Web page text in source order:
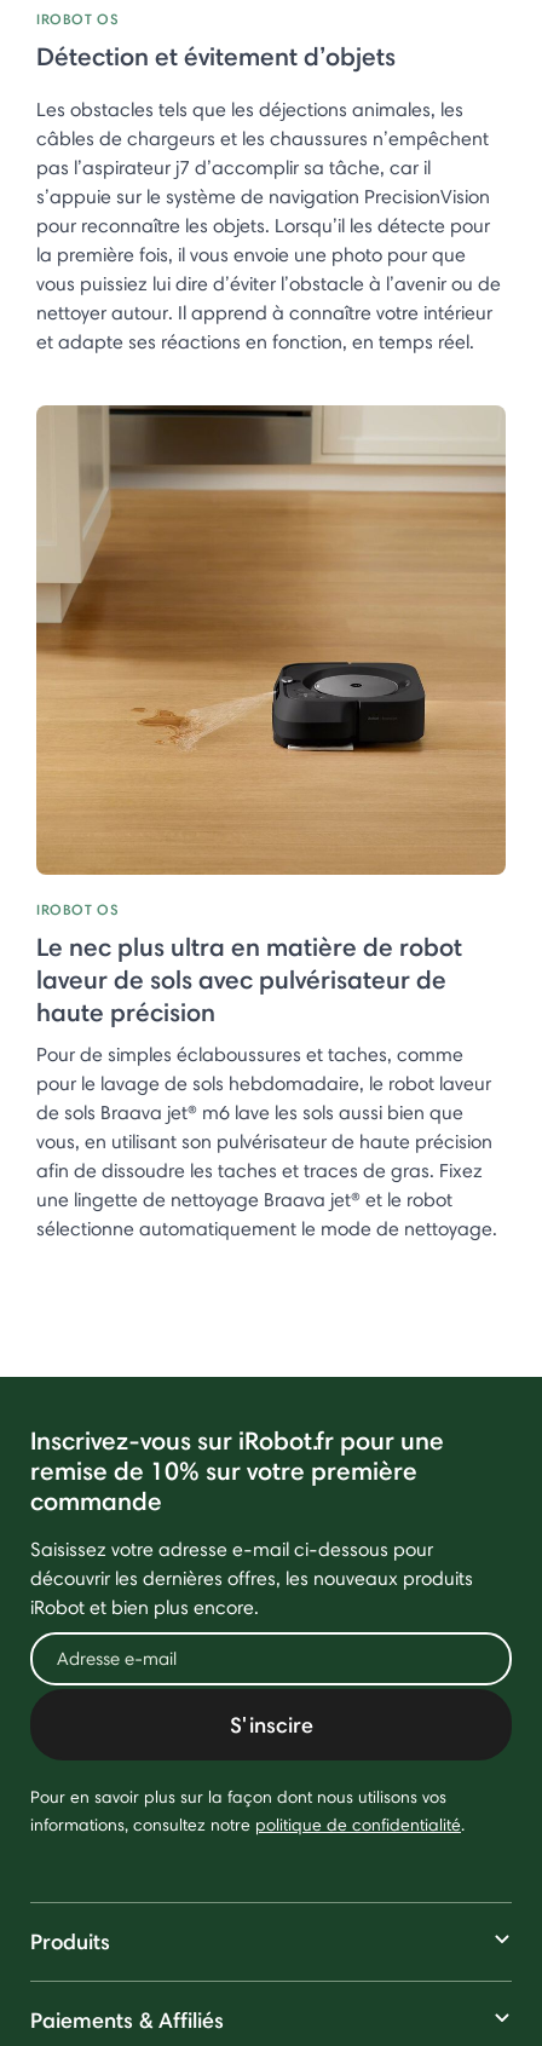
IROBOT OS
Détection et évitement d’objets
Les obstacles tels que les déjections animales, les
câbles de chargeurs et les chaussures n’empêchent
pas l’aspirateur j7 d’accomplir sa tâche, car il
s’appuie sur le système de navigation PrecisionVision
pour reconnaître les objets. Lorsqu’il les détecte pour
la première fois, il vous envoie une photo pour que
vous puissiez lui dire d’éviter l’obstacle à l’avenir ou de
nettoyer autour. Il apprend à connaître votre intérieur
et adapte ses réactions en fonction, en temps réel. ​
IROBOT OS
Le nec plus ultra en matière de robot
laveur de sols avec pulvérisateur de
haute précision
Pour de simples éclaboussures et taches, comme
pour le lavage de sols hebdomadaire, le robot laveur
de sols Braava jet® m6 lave les sols aussi bien que
vous, en utilisant son pulvérisateur de haute précision
afin de dissoudre les taches et traces de gras. Fixez
une lingette de nettoyage Braava jet® et le robot
sélectionne automatiquement le mode de nettoyage.
Inscrivez-vous sur iRobot.fr pour une
remise de 10% sur votre première
commande
Saisissez votre adresse e-mail ci-dessous pour
découvrir les dernières offres, les nouveaux produits
iRobot et bien plus encore.
S'inscire
Pour en savoir plus sur la façon dont nous utilisons vos
informations, consultez notre politique de confidentialité.
Produits
Paiements & Affiliés